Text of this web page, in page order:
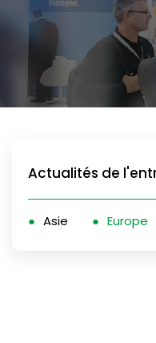
Actualités de
Asie Europe